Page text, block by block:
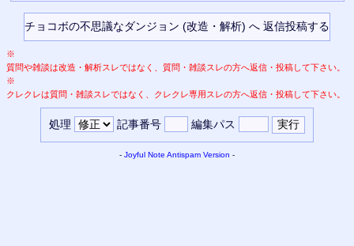
※
質問や雑談は改造・解析スレではなく、質問・雑談スレの方へ返信・投稿して下さい。
※
クレクレは質問・雑談スレではなく、クレクレ専用スレの方へ返信・投稿して下さい。
処理 記事番号 編集パス
- Joyful Note Antispam Version -